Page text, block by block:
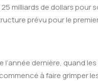
25 milliards de dollars pour
prévu pour le
l’année dernière, quand
à faire grimper